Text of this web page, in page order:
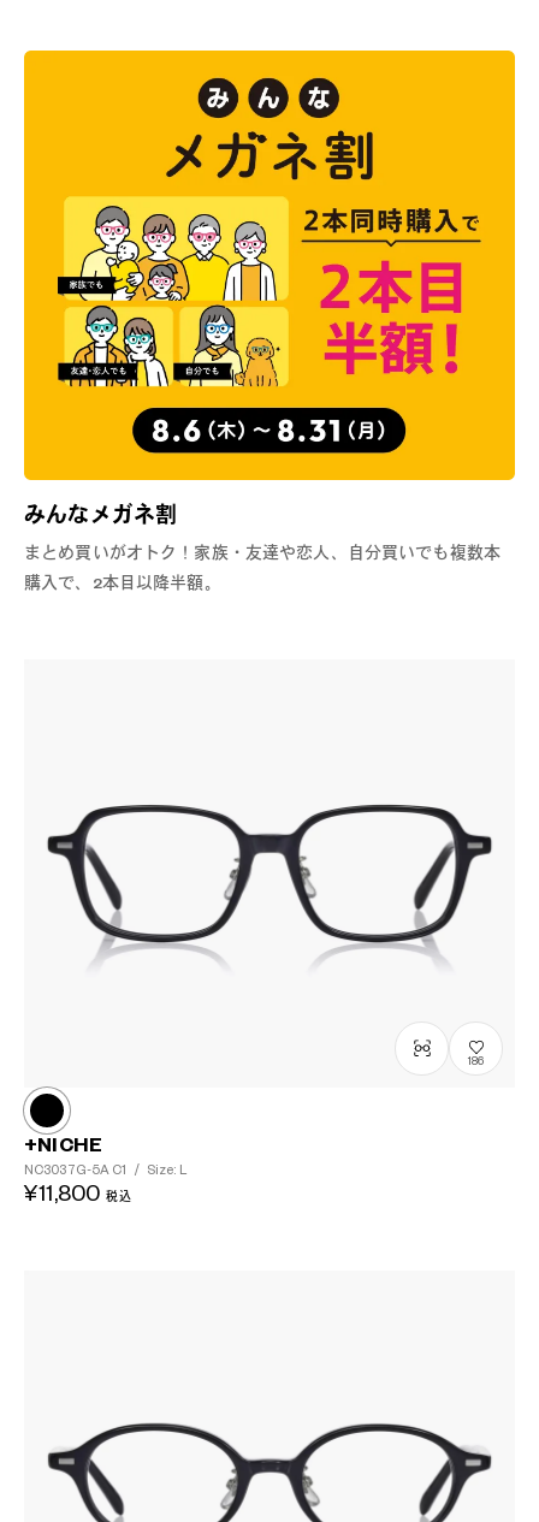
みんなメガネ割
まとめ買いがオトク！家族・友達や恋人、自分買いでも複数本
購入で、2本目以降半額。
186
+NICHE
NC3037G-5A C1 / Size: L
¥11,800 税込